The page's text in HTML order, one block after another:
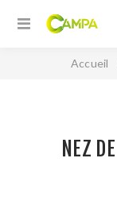
Accueil
NEZ